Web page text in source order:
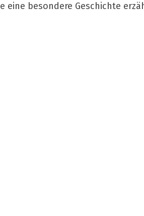
besondere Geschichte